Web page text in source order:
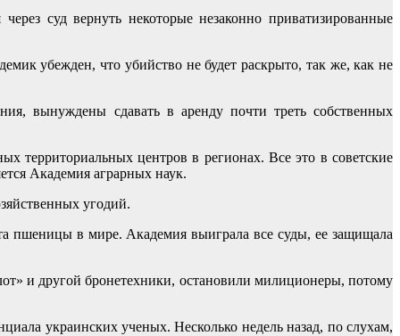
суд вернуть некоторые незаконно приватизированные
убежден, что убийство не будет раскрыто, так же, как не
вынуждены сдавать в аренду почти треть собственных
территориальных центров в регионах. Все это в советские
Академия аграрных наук.
угодий.
пшеницы в мире. Академия выиграла все суды, ее защищала
и другой бронетехники, остановили милиционеры, потому
украинских ученых. Несколько недель назад, по слухам,